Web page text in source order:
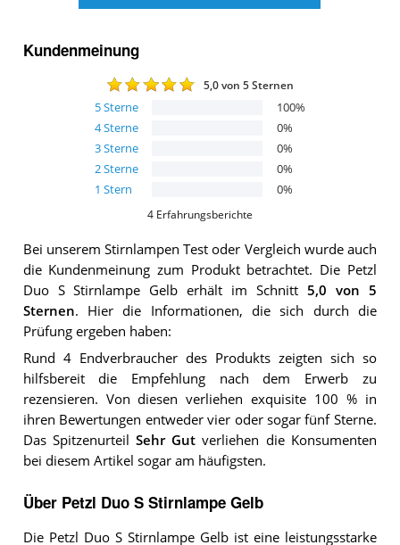
Kundenmeinung
5,0von 5 Sternen
5Sterne 100%
4Sterne 0%
3Sterne 0%
2Sterne 0%
1 Stern 0%
4 Erfahrungsberichte
Bei unseremStirnlampen Test oder Vergleich wurde auch
die Kundenmeinung zum Produkt betrachtet. Die Petzl
Duo S Stirnlampe Gelb erhält im Schnitt5,0 von 5
Sternen. Hier die Informationen, die sich durch die
Prüfung ergeben haben:
Rund 4 Endverbraucher des Produkts zeigten sich so
hilfsbereit die Empfehlung nach dem Erwerb zu
rezensieren. Von diesen verliehen exquisite 100 % in
ihren Bewertungen entweder vier oder sogar fünf Sterne.
Das SpitzenurteilSehr Gut verliehen die Konsumenten
bei diesem Artikel sogar am häufigsten.
Über Petzl Duo S Stirnlampe Gelb
Die Petzl Duo S Stirnlampe Gelb ist eine leistungsstarke